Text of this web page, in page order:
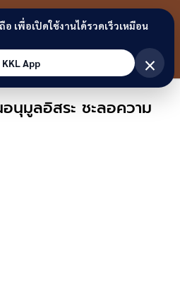
ขอนแก่น
ลิงก์
นุมูลอิสระ ชะลอความ
เพื่อเปิดใช้งานได้รวดเร็วเหมือน
App
×